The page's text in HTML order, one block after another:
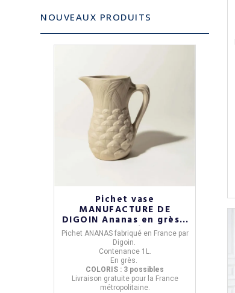
NOUVEAUX PRODUITS
Pichet vase
MANUFACTURE DE
DIGOIN Ananas en grès -
3 coloris
Pichet ANANAS fabriqué en Francepar
Digoin.
Contenance 1L.
En grès.
COLORIS : 3 possibles
Livraison gratuite pour la France
métropolitaine.